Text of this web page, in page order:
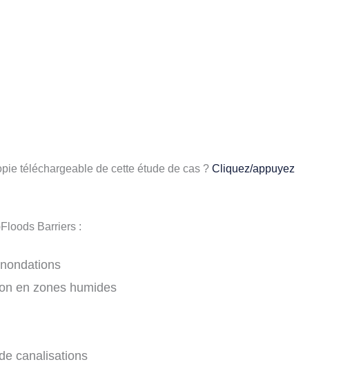
téléchargeable de cette étude de cas ? Cliquez/appuyez
Barriers :
en zones humides
canalisations